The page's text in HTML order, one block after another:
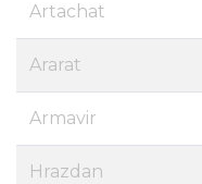
Artachat
Ararat
Armavir
Hrazdan